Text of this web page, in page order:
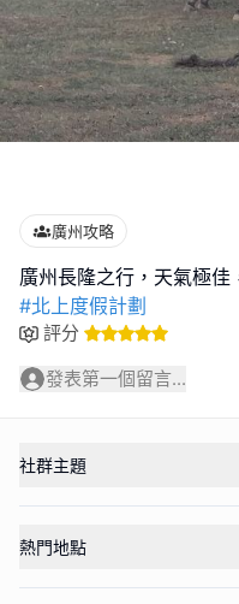
廣州攻略
#北上度假計劃
評分
發表第一個留言...
社群主題
熱門地點